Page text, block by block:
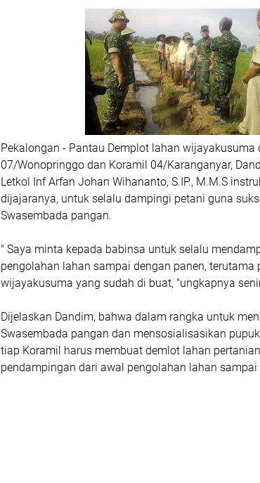
Pekalongan - Pantau Demplot lahan
07/Wonopringgo dan Koramil 04/Karanganyar,
Letkol Inf Arfan Johan Wihananto, S.IP., M.M.S
dijajaranya, untuk selalu dampingi petani guna
Swasembada pangan.
" Saya minta kepada babinsa untuk selalu
pengolahan lahan sampai dengan panen, terutama
wijayakusuma yang sudah di buat, "ungkapnya
Dijelaskan Dandim, bahwa dalam rangka untuk
Swasembada pangan dan mensosialisasikan
tiap Koramil harus membuat demlot lahan
pendampingan dari awal pengolahan lahan sampai